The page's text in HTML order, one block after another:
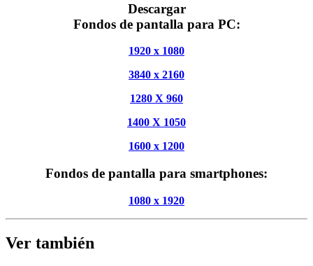
Descargar
Fondos de pantalla para PC:
1920 x 1080
3840 x 2160
1280 X 960
1400 X 1050
1600 x 1200
Fondos de pantalla para smartphones:
1080 x 1920
Ver también